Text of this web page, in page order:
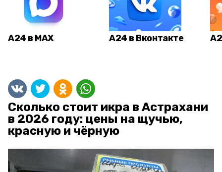
А24 в MAX А24 в Вконтакте
Сколько стоит икра в Астрахани
в 2026 году: цены на щучью,
красную и чёрную